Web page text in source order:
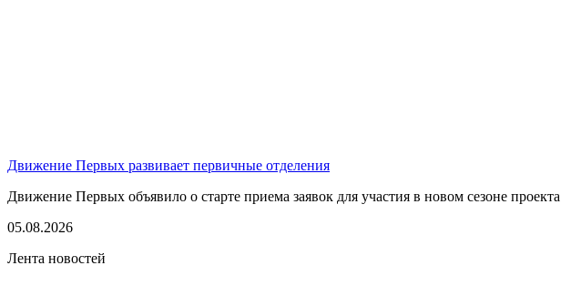
Движение Первых развивает первичные отделения
Движение Первых объявило о старте приема заявок для участия в новом сезоне
05.08.2026
Лента новостей